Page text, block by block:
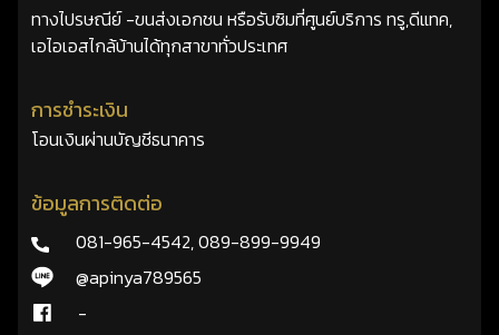
ทางไปรษณีย์ -ขนส่งเอกชน หรือรับซิมที่ศูนย์บริการ ทรู,ดีแทค,
เอไอเอสไกล้บ้านได้ทุกสาขาทั่วประเทศ
การชำระเงิน
โอนเงินผ่านบัญชีธนาคาร
ข้อมูลการติดต่อ
081-965-4542,089-899-9949
@apinya789565
-